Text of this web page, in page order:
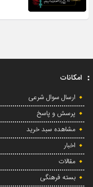
امکانات
ارسال سوال شرعی
پرسش و پاسخ
مشاهده سبد خرید
اخبار
مقالات
بسته فرهنگی